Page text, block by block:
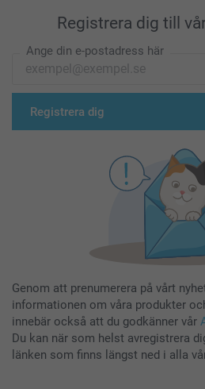
Registrera dig till
Ange din e-postadress här
Registrera dig
Genom att prenumerera på vårt
informationen om våra produkter
innebär också att du godkänner vår
Du kan när som helst avregistrera
länken som finns längst ned i alla